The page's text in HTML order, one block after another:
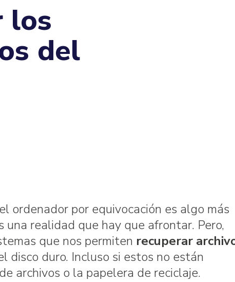
los
del
ordenador por equivocación es algo más
una realidad que hay que afrontar. Pero,
que nos permiten recuperar
disco duro. Incluso si estos no están
archivos o la papelera de reciclaje.